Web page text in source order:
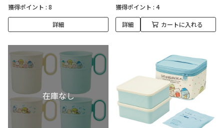
獲得ポイント : 8
詳細
獲得ポイント : 4
詳細 カートに入れる